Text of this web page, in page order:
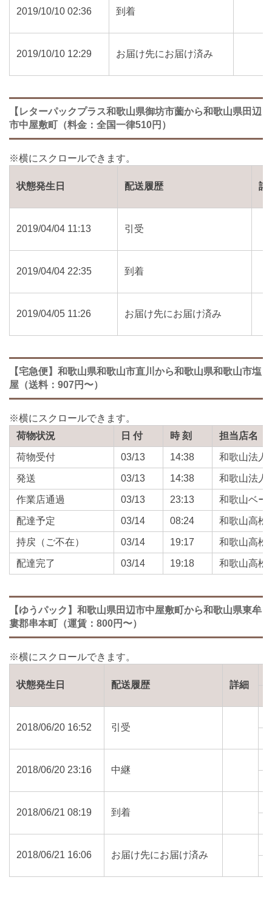
2019/10/10 02:36 到着
2019/10/10 12:29 お届け先にお届け済み
【レターパックプラス和歌山県御坊市薗から和歌山県田辺
市中屋敷町（料金：全国一律510円）
状態発生日 配送履歴 詳
2019/04/04 11:13 引受
2019/04/04 22:35 到着
2019/04/05 11:26 お届け先にお届け済み
【宅急便】和歌山県和歌山市直川から和歌山県和歌山市塩
屋（送料：907円〜）
荷物状況 日 付 時 刻 担当店名
荷物受付 03/13 14:38 和歌山法人
発送 03/13 14:38 和歌山法人
作業店通過 03/13 23:13 和歌山ベー
配達予定 03/14 08:24 和歌山高松
持戻（ご不在） 03/14 19:17 和歌山高松
配達完了 03/14 19:18 和歌山高松
【ゆうパック】和歌山県田辺市中屋敷町から和歌山県東牟
婁郡串本町（運賃：800円〜）
状態発生日 配送履歴 詳細
2018/06/20 16:52 引受
2018/06/20 23:16 中継
2018/06/21 08:19 到着
2018/06/21 16:06 お届け先にお届け済み